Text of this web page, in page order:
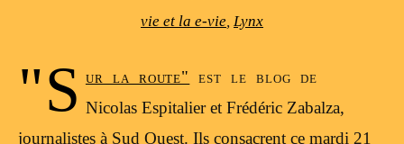
vie et la e-vie, Lynx
"S ur la route" est le blog de
Nicolas Espitalier et Frédéric Zabalza,
journalistes à Sud Ouest. Ils consacrent ce mardi 21